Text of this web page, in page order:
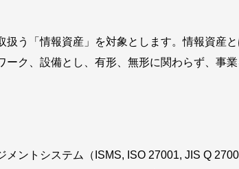
う「情報資産」を対象とします。情報資産
ーク、設備とし、有形、無形に関わらず、事
メントシステム（ISMS, ISO 27001, JIS Q